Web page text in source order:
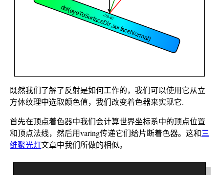
既然我们了解了反射是如何工作的，我们可以使用它从立
方体纹理中选取颜色值，我们改变着色器来实现它.
首先在顶点着色器中我们会计算世界坐标系中的顶点位置
和顶点法线，然后用varing传递它们给片断着色器。这和三
维聚光灯文章中我们所做的相似。